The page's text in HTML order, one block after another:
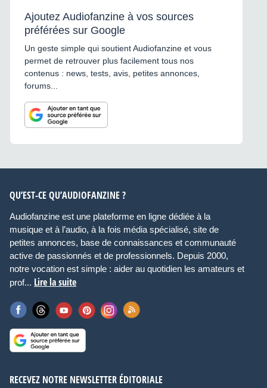
Ajoutez Audiofanzine à vos sources
préférées sur Google
Un geste simple qui soutient Audiofanzine et vous
permet de retrouver plus facilement tous nos
contenus : news, tests, avis, petites annonces,
forums...
QU’EST-CE QU’AUDIOFANZINE ?
Audiofanzine est une plateforme en ligne dédiée à la
musique et à l’audio, à la fois média spécialisé, site de
petites annonces, base de connaissances et communauté
active de passionnés et de professionnels. Depuis 2000,
notre vocation est simple : aider au quotidien les amateurs et
prof... Lire la suite
RECEVEZ NOTRE NEWSLETTER ÉDITORIALE